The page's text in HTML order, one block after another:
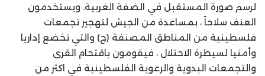
لرسم صورة المستقبل في الضفة الغربية. ويستخدمون
العنف سلاحاً ، بمساعدة من الجيش لتهجير تجمعات
فلسطينية من المناطق المصنفة (ج) والتي تخضع إداريا
وأمنيا لسيطرة الاحتلال ، فيقومون باقتحام القرى
والتجمعات البدوية والرعوية الفلسطينية في اكثر من